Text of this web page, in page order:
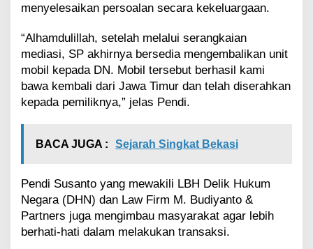
menyelesaikan persoalan secara kekeluargaan.
“Alhamdulillah, setelah melalui serangkaian
mediasi, SP akhirnya bersedia mengembalikan unit
mobil kepada DN. Mobil tersebut berhasil kami
bawa kembali dari Jawa Timur dan telah diserahkan
kepada pemiliknya,” jelas Pendi.
BACA JUGA : Sejarah Singkat Bekasi
Pendi Susanto yang mewakili LBH Delik Hukum
Negara (DHN) dan Law Firm M. Budiyanto &
Partners juga mengimbau masyarakat agar lebih
berhati-hati dalam melakukan transaksi.